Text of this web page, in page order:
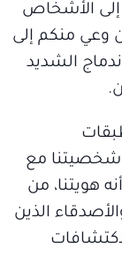
إلى الأشخاص
وعي منكم إلى
الشديد
شخصيتنا مع
هويتنا، من
الذين